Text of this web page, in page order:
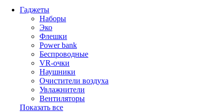
Гаджеты
Наборы
Эко
Флешки
Power bank
Беспроводные
VR-очки
Наушники
Очистители воздуха
Увлажнители
Вентиляторы
Показать все